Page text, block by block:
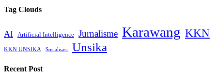
Tag Clouds
AI Artificial Intelligence Jurnalisme Karawang KKN
KKN UNSIKA Sosialisasi Unsika
Recent Post